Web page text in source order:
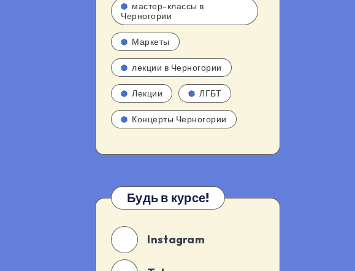
мастер-классы в
Черногории
Маркеты
лекции в Черногории
Лекции ЛГБТ
Концерты Черногории
Будь в курсе!
Instagram